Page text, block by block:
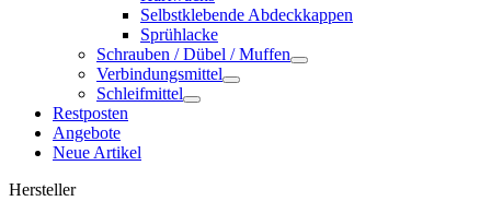
Selbstklebende Abdeckkappen
Sprühlacke
Schrauben / Dübel / Muffen
Verbindungsmittel
Schleifmittel
Restposten
Angebote
Neue Artikel
Hersteller